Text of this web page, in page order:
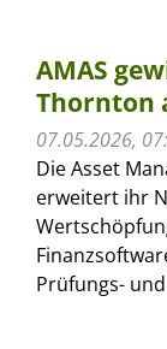
AMAS
Thornton
07.05.2026,
Die Asset
erweitert ihr
Prüfungs-